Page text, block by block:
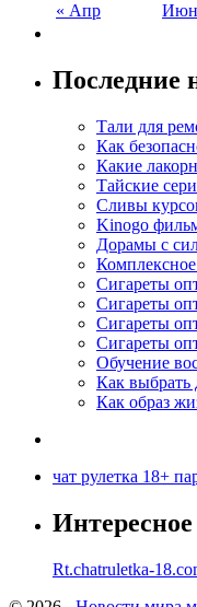
« Апр
Последние
Тали для
Как
Какие
Тайские
Сливы
Kinogo
Дорамы с
Сигареты
Сигареты
Сигареты
Сигареты
Обучение
Как выбрать
Как образ
чат рулетка 18+
Интересное
Rt.chatruletka-